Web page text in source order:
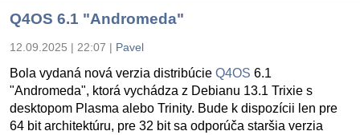
Q4OS 6.1 "Andromeda"
12.09.2025 | 22:07 | Pavel
Bola vydaná nová verzia distribúcie Q4OS 6.1
"Andromeda", ktorá vychádza z Debianu 13.1 Trixie s
desktopom Plasma alebo Trinity. Bude k dispozícii len pre
64 bit architektúru, pre 32 bit sa odporúča staršia verzia